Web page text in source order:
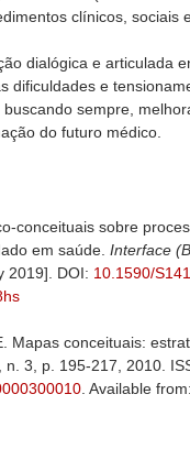
clínicos, sociais
dialógica e articulada
dificuldades e
sempre,
do futuro médico.
conceituais sobre
em saúde. Interface
2019]. DOI: 10.1590/
Mapas conceituais:
n. 3, p. 195-217, 2010.
. Available